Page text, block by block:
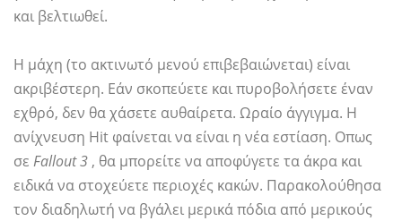
και βελτιωθεί.
Η μάχη (το ακτινωτό μενού επιβεβαιώνεται) είναι
ακριβέστερη. Εάν σκοπεύετε και πυροβολήσετε έναν
εχθρό, δεν θα χάσετε αυθαίρετα. Ωραίο άγγιγμα. Η
ανίχνευση Hit φαίνεται να είναι η νέα εστίαση. Οπως
σε Fallout 3 , θα μπορείτε να αποφύγετε τα άκρα και
ειδικά να στοχεύετε περιοχές κακών. Παρακολούθησα
τον διαδηλωτή να βγάλει μερικά πόδια από μερικούς